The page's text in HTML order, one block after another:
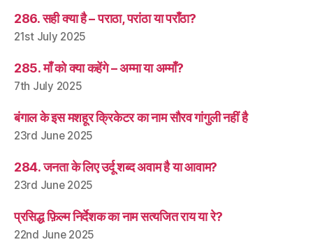
286. सही क्या है – पराठा, परांठा या पराँठा?
21st July 2025
285. माँ को क्या कहेंगे – अम्मा या अम्माँ?
7th July 2025
बंगाल के इस मशहूर क्रिकेटर का नाम सौरव गांगुली नहीं है
23rd June 2025
284. जनता के लिए उर्दू शब्द अवाम है या आवाम?
23rd June 2025
प्रसिद्ध फ़िल्म निर्देशक का नाम सत्यजित राय या रे?
22nd June 2025